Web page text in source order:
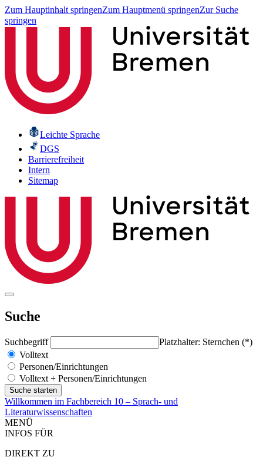
Zum Hauptinhalt springenZum Hauptmenü springenZur Suche
springen
Leichte Sprache
DGS
Barrierefreiheit
Intern
Sitemap
Suche
Suchbegriff
Platzhalter: Sternchen (*)
Volltext
Personen/Einrichtungen
Volltext + Personen/Einrichtungen
Willkommen im Fachbereich 10 – Sprach- und
Literaturwissenschaften
MENÜ
INFOS FÜR
DIREKT ZU